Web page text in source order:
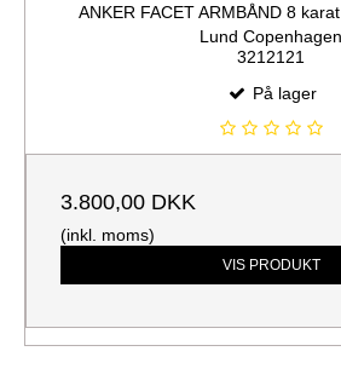
ANKER FACET ARMBÅND 8
Lund Copenhagen
3212121
På lager
3.800,00 DKK
(inkl. moms)
VIS PRODUKT